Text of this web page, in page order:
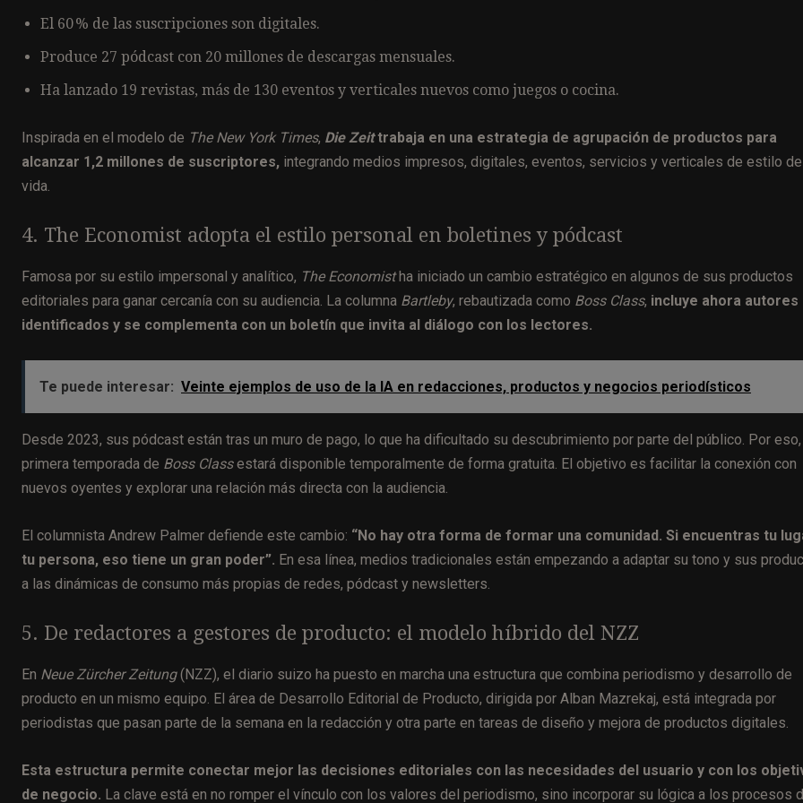
El 60 % de las suscripciones son digitales.
Produce 27 pódcast con 20 millones de descargas mensuales.
Ha lanzado 19 revistas, más de 130 eventos y verticales nuevos como juegos o cocina.
Inspirada en el modelo de The New York Times, Die Zeittrabaja en una estrategia de agrupación de productos para
alcanzar 1,2 millones de suscriptores, integrando medios impresos, digitales, eventos, servicios y verticales de estilo de
vida.
4. The Economist adopta el estilo personal en boletines y pódcast
Famosa por su estilo impersonal y analítico, The Economistha iniciado un cambio estratégico en algunos de sus productos
editoriales para ganar cercanía con su audiencia. La columna Bartleby, rebautizada como Boss Class, incluye ahora autores
identificados y se complementa con un boletín que invita al diálogo con los lectores.
Te puede interesar: Veinte ejemplos de uso de la IA en redacciones, productos y negocios periodísticos
Desde 2023, sus pódcast están tras un muro de pago, lo que ha dificultado su descubrimiento por parte del público. Por eso,
primera temporada de Boss Classestará disponible temporalmente de forma gratuita. El objetivo es facilitar la conexión con
nuevos oyentes y explorar una relación más directa con la audiencia.
El columnista Andrew Palmer defiende este cambio: “No hay otra forma de formar una comunidad. Si encuentras tu
tu persona, eso tiene un gran poder”. En esa línea, medios tradicionales están empezando a adaptar su tono y sus
a las dinámicas de consumo más propias de redes, pódcast y newsletters.
5. De redactores a gestores de producto: el modelo híbrido del NZZ
En Neue Zürcher Zeitung(NZZ), el diario suizo ha puesto en marcha una estructura que combina periodismo y desarrollo de
producto en un mismo equipo. El área de Desarrollo Editorial de Producto, dirigida por Alban Mazrekaj, está integrada por
periodistas que pasan parte de la semana en la redacción y otra parte en tareas de diseño y mejora de productos digitales.
Esta estructura permite conectar mejor las decisiones editoriales con las necesidades del usuario y con los
de negocio. La clave está en no romper el vínculo con los valores del periodismo, sino incorporar su lógica a los procesos